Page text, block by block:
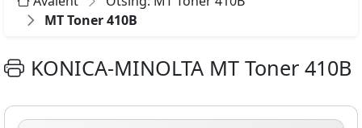
MT Toner 410B
KONICA-MINOLTA MT Toner 410B